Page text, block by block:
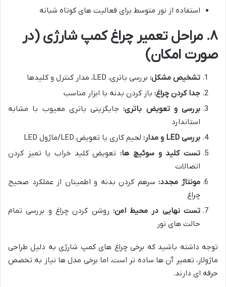
استفاده از نور متوسط برای فعالیت های کوتاه شبانه
۸. مراحل تعمیر چراغ کمپ شارژی (در
صورت امکان)
تشخیص مشکل: بررسی باتری، LED، مدار کنترل و کلیدها
جدا کردن چراغ: باز کردن بدنه با ابزار مناسب
بررسی و تعویض باتری:جایگزینی باتری معیوب با مشابه
استاندارد
بررسی LED و مدار:
لحیم کاری یا تعویض LED/ماژول LED
تست کلید و سوئیچ ها:تعویض کلید خراب یا تمیز کردن
اتصالات
مونتاژ مجدد:سرهم کردن بدنه و اطمینان از عملکرد صحیح
چراغ
تست نهایی در محیط امن: روشن کردن چراغ و بررسی تمام
حالت های نور
توجه داشته باشید که برخی چراغ های کمپ شارژی به دلیل طراحی
ماژولار، تعمیر آن ها ساده تر است، اما برخی مدل ها نیاز به تخصص
حرفه ای دارند.